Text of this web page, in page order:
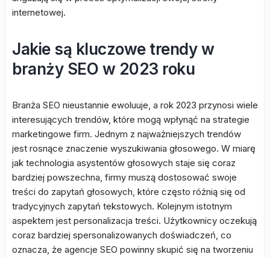
internetowej.
Jakie są kluczowe trendy w
branży SEO w 2023 roku
Branża SEO nieustannie ewoluuje, a rok 2023 przynosi wiele
interesujących trendów, które mogą wpłynąć na strategie
marketingowe firm. Jednym z najważniejszych trendów
jest rosnące znaczenie wyszukiwania głosowego. W miarę
jak technologia asystentów głosowych staje się coraz
bardziej powszechna, firmy muszą dostosować swoje
treści do zapytań głosowych, które często różnią się od
tradycyjnych zapytań tekstowych. Kolejnym istotnym
aspektem jest personalizacja treści. Użytkownicy oczekują
coraz bardziej spersonalizowanych doświadczeń, co
oznacza, że agencje SEO powinny skupić się na tworzeniu